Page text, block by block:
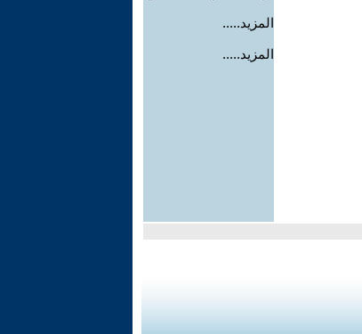
المزيد.....
المزيد.....